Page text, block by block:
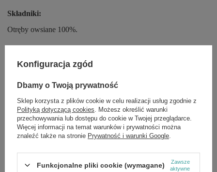
Składniki:
Otręby owsiane 100%.
Pojemność:
Więcej informacji:
Jeśli chcesz otrzymać dodatkowe informacje dotyczące naszego
produktu, zostaw nam wiadomość na naszej stronie internetowej,
instagramie lub facebooku. Przekażemy Ci listę składników!
mieć pewność, że otrzymasz dokładny opis żądanego produktu,
Konfiguracja zgód
Dbamy o Twoją prywatność
Sklep korzysta z plików cookie w celu realizacji usług zgodnie z
Polityką dotyczącą cookies . Możesz określić warunki
przechowywania lub dostępu do cookie w Twojej przeglądarce.
Więcej informacji na temat warunków i prywatności można
znaleźć także na stronie Prywatność i warunki Google
Funkcjonalne pliki cookie (wymagane)
Zawsze
aktywne